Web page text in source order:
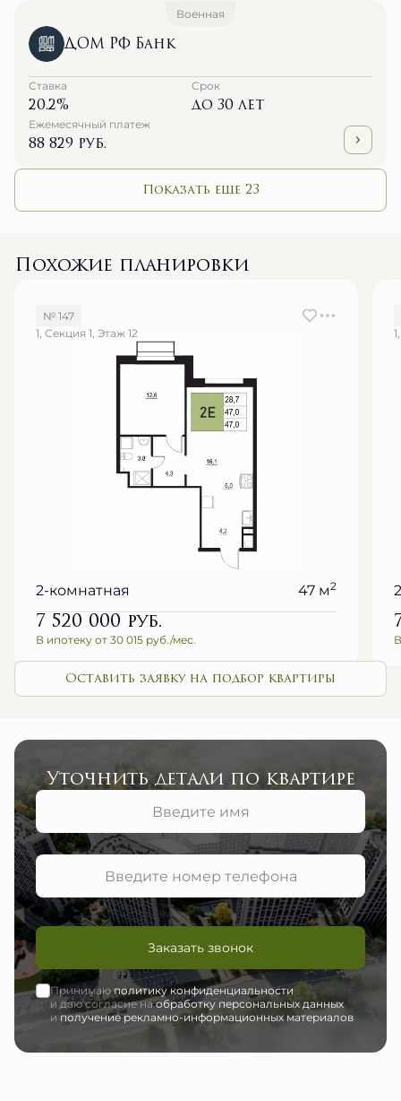
Военная
ДОМ РФ Банк
Ставка
20.2%
Срок
до 30 лет
Ежемесячный платеж
88 829 руб.
Показать еще 23
Похожие планировки
№ 147
1, Секция 1, Этаж 12
2-комнатная 47 м2
7 520 000руб.
В ипотеку от 30 015 руб./мес.
Оставить заявку на подбор квартиры
Уточнить детали по квартире
Заказать звонок
Принимаюполитику конфиденциальности
и даю согласие наобработку персональных данных
иполучение рекламно-информационных материалов